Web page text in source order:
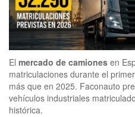
El mercado de camiones en
matriculaciones durante el
más que en 2025. Faconauto
vehículos industriales
histórica.